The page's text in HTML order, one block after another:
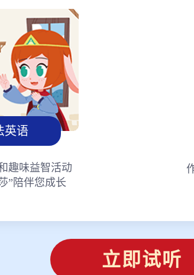
英语
趣味益智活动
”陪伴您成长
立即试听